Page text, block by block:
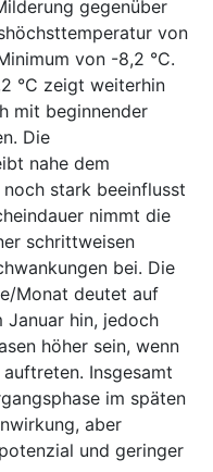
gegenüber
von
von -8,2 °C.
°C zeigt weiterhin
mit beginnender
Die
nahe dem
stark beeinflusst
nimmt die
schrittweisen
bei. Die
Monat deutet auf
hin, jedoch
höher sein, wenn
Insgesamt
im späten
aber
und geringer